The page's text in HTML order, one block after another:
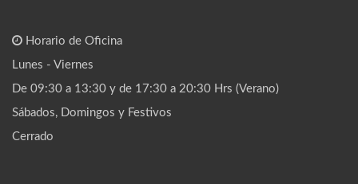
Horario de Oficina
Lunes - Viernes
De 09:30 a 13:30 y de 17:30 a 20:30 Hrs (Verano)
Sábados, Domingos y Festivos
Cerrado